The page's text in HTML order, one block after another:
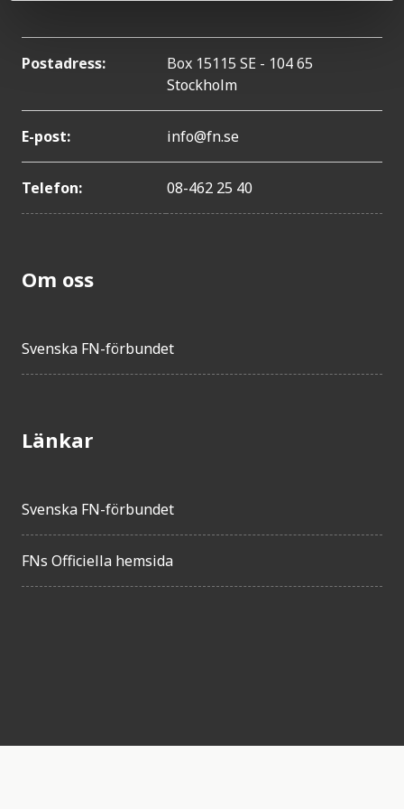
Postadress:
Box 15115 SE - 104 65
Stockholm
E-post: info@fn.se
Telefon: 08-462 25 40
Om oss
Svenska FN-förbundet
Länkar
Svenska FN-förbundet
FNs Officiella hemsida